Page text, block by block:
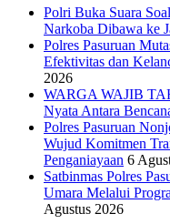
Polri Buka Suara
Narkoba Dibawa ke
Polres Pasuruan
Efektivitas dan
2026
WARGA WAJIB
Nyata Antara
Polres Pasuruan
Wujud Komitmen
Penganiayaan 6
Satbinmas Polres
Umara Melalui
Agustus 2026